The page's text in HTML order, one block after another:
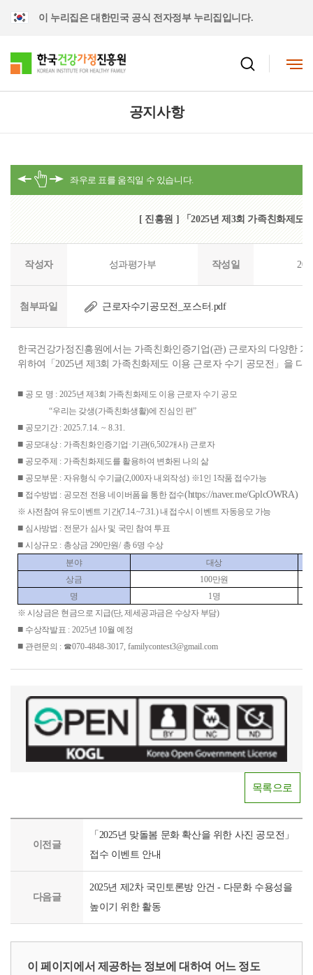
이 누리집은 대한민국 공식 전자정부 누리집입니다.
공지사항
[ 진흥원 ] 「2025년 제3회 가족친화제도
작성자 성과평가부 작성일
첨부파일 근로자수기공모전_포스터.pdf
한국건강가정진흥원에서는 가족친화인증기업(관) 근로자의 다양한
위하여「2025년 제3회 가족친화제도 이용 근로자 수기 공모전」을 다
■ 공 모 명 : 2025년 제 3회 가족친화제도 이용 근로자 수기 공모
“우리는 갖생(가족친화생활)에 진심인 편”
■ 공모기간 : 2025.7.14. ~ 8.31.
■ 공모대상 : 가족친화인증기업 ·기관(6,502개사) 근로자
■ 공모주제 : 가족친화제도를 활용하여 변화된 나의 삶
■ 공모부문 : 자유형식 수기글(2,000자 내외작성) ※1인 1작품 접수가능
■ 접수방법 : 공모전 전용 네이버폼을 통한 접수(https://naver.me/GplcOWRA)
※ 사전참여 유도이벤트 기간(7.14.~7.31.)내 접수시 이벤트 자동응모 가능
■ 심사방법 : 전문가 심사 및 국민 참여 투표
■시상규모 : 총상금 290만원/ 총6명 수상
분야
대상
상금
100만원
명
1명
※ 시상금은 현금으로 지급(단,제세공과금은 수상자 부담)
■ 수상작발표 : 2025년 10월 예정
■ 관련문의 : ☎070-4848-3017, familycontest3@gmail.com
목록으로
이전글
「2025년 맞돌봄 문화 확산을 위한 사진 공모전」
접수 이벤트 안내
다음글
2025년 제2차 국민토론방 안건 - 다문화 수용성을
높이기 위한 활동
이 페이지에서 제공하는 정보에 대하여 어느 정도